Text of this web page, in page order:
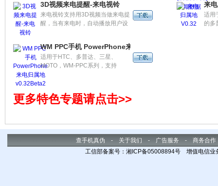
享好友的心情。让您轻松感受来电
互动的体验。
3D视频来电提醒-来电视铃
来电视铃支持用3D视频当做来电提
醒，当有来电时，自动播放用户设
制作，画面色彩鲜艳、细节突出、
播放流畅连贯、堪比DVD画质。想
拥有更多视频铃声，进入视铃客户
端点击“下载更多视铃”。 MTV、游
戏CG、美女模特、3D卡通等等精
彩视频都可以做为您的手机铃声，
甚至还能将自己手机拍摄的任何视
来
适用
的多
WM PPC手机 PowerPhone来电归属地v0.32Beta2
适用于HTC、多普达、三星、
MOTO，WM-PPC系列，支持
WQVGA分辨率。PowerPhone来
电归属地v0.32Beta2
更多特色专题请点击>>
查手机真伪 - 关于我们 - 广告服务 - 商务合作
工信部备案号：湘ICP备05008894号 增值电信